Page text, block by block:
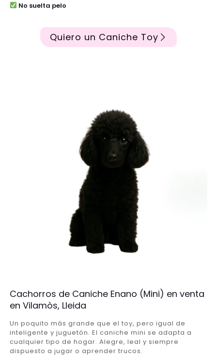
No suelta pelo
Quiero un Caniche Toy
Cachorros de Caniche Enano (Mini) en venta
en Vilamòs, Lleida
Un poquito más grande que el toy, pero igual de
inteligente y juguetón. El caniche mini se adapta a
cualquier tipo de hogar. Alegre, leal y siempre
dispuesto a jugar o aprender trucos.